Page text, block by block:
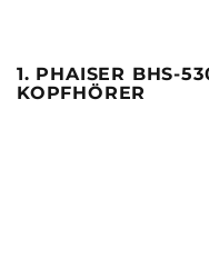
1. PHAISER BHS-
KOPFHÖRER